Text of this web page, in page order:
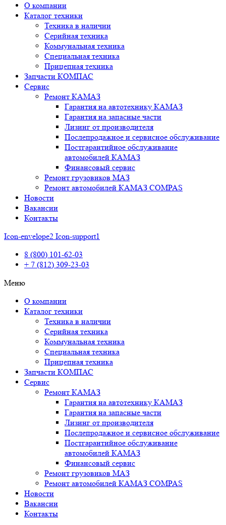
О компании
Каталог техники
Техника в наличии
Серийная техника
Коммунальная техника
Специальная техника
Прицепная техника
Запчасти КОМПАС
Сервис
Ремонт КАМАЗ
Гарантия на автотехнику КАМАЗ
Гарантия на запасные части
Лизинг от производителя
Послепродажное и сервисное обслуживание
Постгарантийное обслуживание
автомобилей КАМАЗ
Финансовый сервис
Ремонт грузовиков МАЗ
Ремонт автомобилей КАМАЗ COMPAS
Новости
Вакансии
Контакты
Icon-envelope2 Icon-support1
8 (800) 101-62-03
+ 7 (812) 309-23-03
Меню
О компании
Каталог техники
Техника в наличии
Серийная техника
Коммунальная техника
Специальная техника
Прицепная техника
Запчасти КОМПАС
Сервис
Ремонт КАМАЗ
Гарантия на автотехнику КАМАЗ
Гарантия на запасные части
Лизинг от производителя
Послепродажное и сервисное обслуживание
Постгарантийное обслуживание
автомобилей КАМАЗ
Финансовый сервис
Ремонт грузовиков МАЗ
Ремонт автомобилей КАМАЗ COMPAS
Новости
Вакансии
Контакты